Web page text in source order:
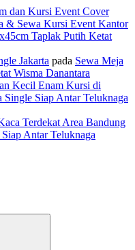
dan Kursi Event Cover
& Sewa Kursi Event Kantor
Taplak Putih Ketat
Jakarta pada Sewa Meja
Wisma Danantara
Kecil Enam Kursi di
Single Siap Antar Teluknaga
Terdekat Area Bandung
Antar Teluknaga